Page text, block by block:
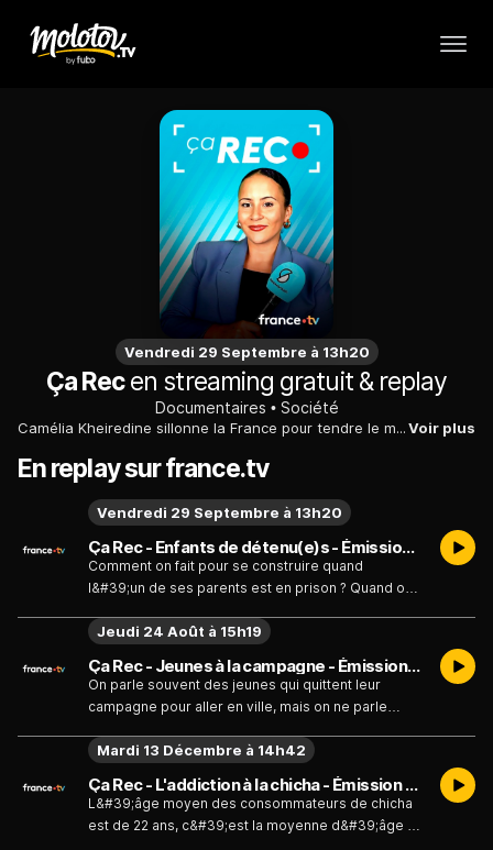
Vendredi 29 Septembre à 13h20
Ça Recen streaming gratuit & replay
Documentaires Société
Camélia Kheiredine sillonne la France pour tendre le micro à ceux que l'on n'entend pas, et que l’on stigmatise faute de représentativité. Avec pour seul mot d’ordre : documenter pour mieux se comprendreVoir plus
En replay sur france.tv
Ça Rec - Enfants de détenu(e)s - Émission du vendredi 29 septembre 2023
Comment on fait pour se construire quand
l&#39;un de ses parents est en prison ? Quand on
d&#39;une détenu(e), on a tendance à souvent la
donner au conjoint, à la mère, au père, au frère du
détenu, mais on va très rarement entendre la
parole de
Vendredi 29 Septembre à 13h20
Ça Rec - Jeunes à la campagne - Émission du jeudi 24 août 2023
On parle souvent des jeunes qui quittent leur
campagne pour aller en ville, mais on ne parle
la quitter. Souvent pour eux la ville est source
d&#39;angoisse, et de manque d&#39;authenticité
et moins ils y vont, mieux ils se portent. Camélia
Jeudi 24 Août à 15h19
Ça Rec - L'addiction à la chicha - Émission du mardi 13 décembre 2022
L&#39;âge moyen des consommateurs de chicha
est de 22 ans, c&#39;est la moyenne d&#39;âge la
Mardi 13 Décembre à 14h42